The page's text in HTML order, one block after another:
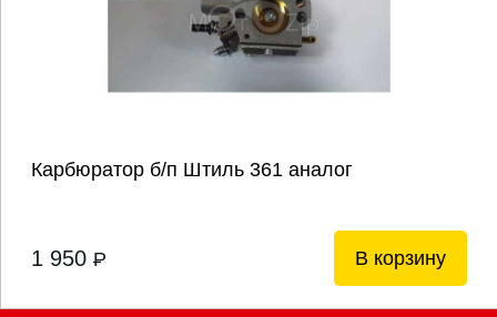
Карбюратор б/п Штиль 361 аналог
1 950 P В корзину